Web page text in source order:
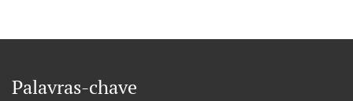
Palavras-chave